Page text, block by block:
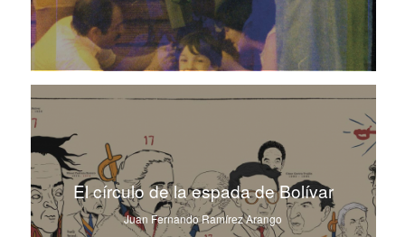
El círculo de la espada de Bolívar
Juan Fernando Ramírez Arango